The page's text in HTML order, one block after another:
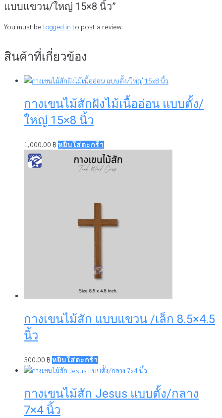
แบบแขวน/ใหญ่ 15×8 นิ้ว”
You must be logged into post a review.
สินค้าที่เกี่ยวข้อง
กางเขนไม้สักฝังไม้เนื้ออ่อน แบบตั้ง/
ใหญ่ 15×8 นิ้ว
1,000.00 ฿ หยิบใส่ตะกร้า
กางเขนไม้สัก แบบแขวน /เล็ก 8.5×4.5
นิ้ว
300.00 ฿ หยิบใส่ตะกร้า
กางเขนไม้สัก Jesus แบบตั้ง/กลาง
7×4 นิ้ว